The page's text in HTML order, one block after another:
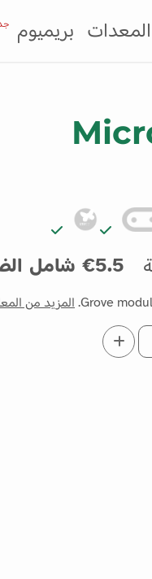
المعدات بريميوم
5.5€ شامل الضريبة
Grove المزيد من